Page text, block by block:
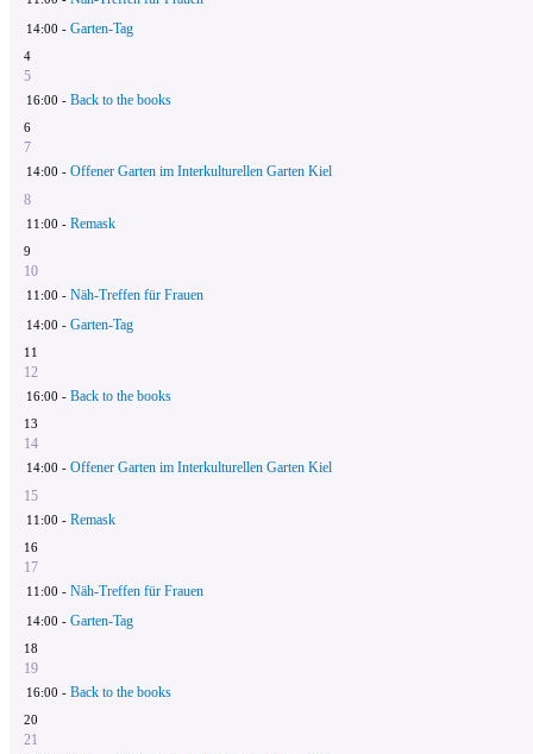
14:00 - Garten-Tag
4
5
16:00 - Back to the books
6
7
14:00 - Offener Garten im Interkulturellen Garten Kiel
8
11:00 - Remask
9
10
11:00 - Näh-Treffen für Frauen
14:00 - Garten-Tag
11
12
16:00 - Back to the books
13
14
14:00 - Offener Garten im Interkulturellen Garten Kiel
15
11:00 - Remask
16
17
11:00 - Näh-Treffen für Frauen
14:00 - Garten-Tag
18
19
16:00 - Back to the books
20
21